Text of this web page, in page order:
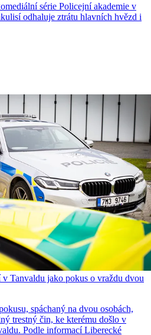
série Policejní akademie v
odhaluje ztrátu hlavních hvězd i
Tanvaldu jako pokus o vraždu dvou
spáchaný na dvou osobách,
trestný čin, ke kterému došlo v
Podle informací Liberecké